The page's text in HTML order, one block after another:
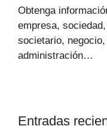
Obtenga
empresa,
societario,
administración…
Entradas